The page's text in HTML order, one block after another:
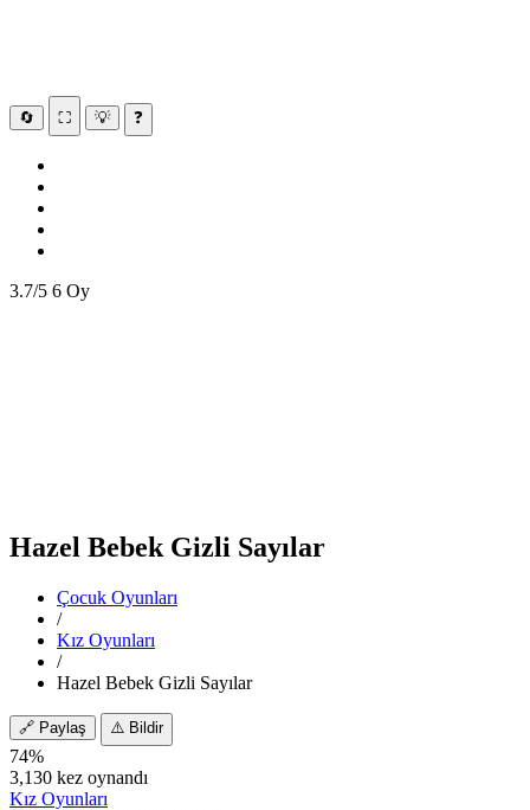
🔄 ⛶ 💡 ❓
3.7/5 6 Oy
Hazel Bebek Gizli Sayılar
Çocuk Oyunları
/
Kız Oyunları
/
Hazel Bebek Gizli Sayılar
🔗 Paylaş ⚠️ Bildir
74%
3,130 kez oynandı
Kız Oyunları